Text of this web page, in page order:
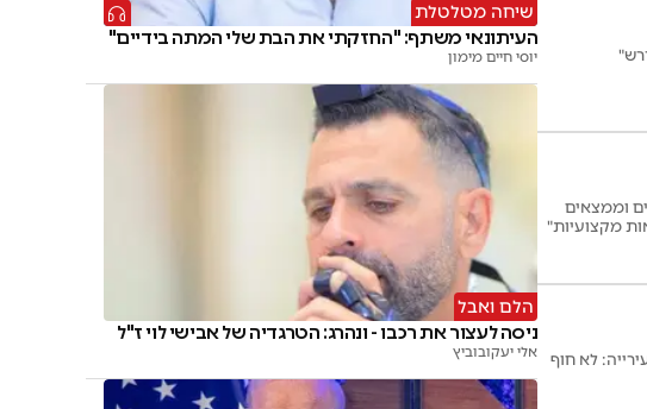
וממצאים
מקצועיות"
לא חוף
שיחה מטלטלת
העיתונאי משתף: "החזקתי את הבת שלי המתה בידיים"
יוסי חיים מימון
הלם ואבל
ניסה לעצור את רכבו - ונהרג: הטרגדיה של אבישי לוי ז"ל
אלי יעקובוביץ